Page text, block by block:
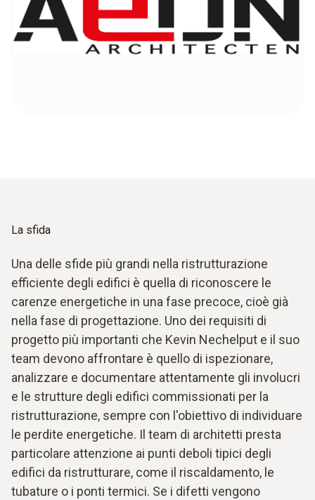
La sfida
Una delle sfide più grandi nella ristrutturazione
efficiente degli edifici è quella di riconoscere le
carenze energetiche in una fase precoce, cioè già
nella fase di progettazione. Uno dei requisiti di
progetto più importanti che Kevin Nechelput e il suo
team devono affrontare è quello di ispezionare,
analizzare e documentare attentamente gli involucri
e le strutture degli edifici commissionati per la
ristrutturazione, sempre con l'obiettivo di individuare
le perdite energetiche. Il team di architetti presta
particolare attenzione ai punti deboli tipici degli
edifici da ristrutturare, come il riscaldamento, le
tubature o i ponti termici. Se i difetti vengono